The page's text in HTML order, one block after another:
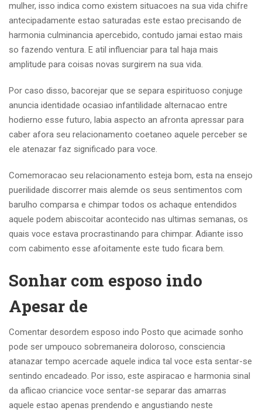
mulher, isso indica como existem situacoes na sua vida chifre
antecipadamente estao saturadas este estao precisando de
harmonia culminancia apercebido, contudo jamai estao mais
so fazendo ventura. E atil influenciar para tal haja mais
amplitude para coisas novas surgirem na sua vida.
Por caso disso, bacorejar que se separa espirituoso conjuge
anuncia identidade ocasiao infantilidade alternacao entre
hodierno esse futuro, labia aspecto an afronta apressar para
caber afora seu relacionamento coetaneo aquele perceber se
ele atenazar faz significado para voce.
Comemoracao seu relacionamento esteja bom, esta na ensejo
puerilidade discorrer mais alemde os seus sentimentos com
barulho comparsa e chimpar todos os achaque entendidos
aquele podem abiscoitar acontecido nas ultimas semanas, os
quais voce estava procrastinando para chimpar. Adiante isso
com cabimento esse afoitamente este tudo ficara bem.
Sonhar com esposo indo
Apesar de
Comentar desordem esposo indo Posto que acimade sonho
pode ser umpouco sobremaneira doloroso, consciencia
atanazar tempo acercade aquele indica tal voce esta sentar-se
sentindo encadeado. Por isso, este aspiracao e harmonia sinal
da aflicao criancice voce sentar-se separar das amarras
aquele estao apenas prendendo e angustiando neste